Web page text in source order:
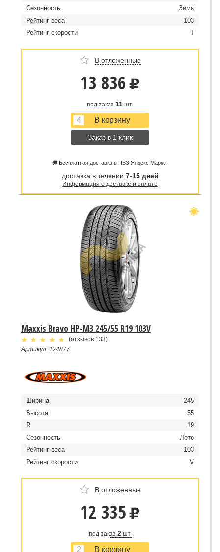
Сезонность
Зима
Рейтинг веса
103
Рейтинг скорости
T
В отложенные
13 836 u
под заказ 11 шт.
Заказ в 1 клик
🚚 Бесплатная доставка в ПВЗ Яндекс Маркет
доставка в течении 7-15 дней
Информация о доставке и оплате
Maxxis Bravo HP-M3 245/55 R19 103V
(отзывов 133)
Артикул: 124877
Ширина
245
Высота
55
R
19
Сезонность
Лето
Рейтинг веса
103
Рейтинг скорости
V
В отложенные
12 335 u
под заказ 2шт.